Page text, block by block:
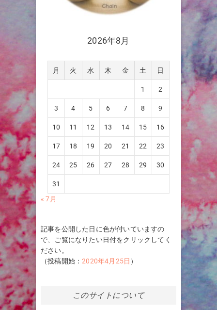
2026年8月
月 火 水 木 金 土 日
1 2
3 4 5 6 7 8 9
10 11 12 13 14 15 16
17 18 19 20 21 22 23
24 25 26 27 28 29 30
31
« 7月
記事を公開した日に色が付いていますの
で、ご覧になりたい日付をクリックしてく
ださい。
（投稿開始：2020年4月25日 ）
このサイトについて